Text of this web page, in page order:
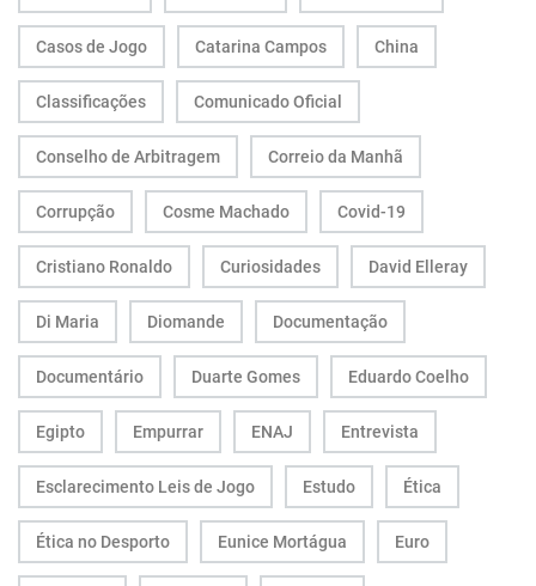
Casos de Jogo Catarina Campos China
Classificações Comunicado Oficial
Conselho de Arbitragem Correio da Manhã
Corrupção Cosme Machado Covid-19
Cristiano Ronaldo Curiosidades David Elleray
Di Maria Diomande Documentação
Documentário Duarte Gomes Eduardo Coelho
Egipto Empurrar ENAJ Entrevista
Esclarecimento Leis de Jogo Estudo Ética
Ética no Desporto Eunice Mortágua Euro